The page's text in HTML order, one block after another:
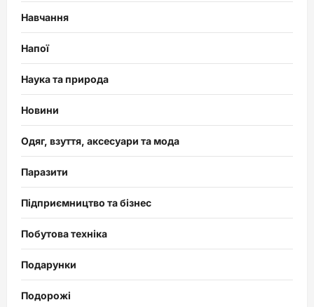
Навчання
Напої
Наука та природа
Новини
Одяг, взуття, аксесуари та мода
Паразити
Підприємництво та бізнес
Побутова техніка
Подарунки
Подорожі